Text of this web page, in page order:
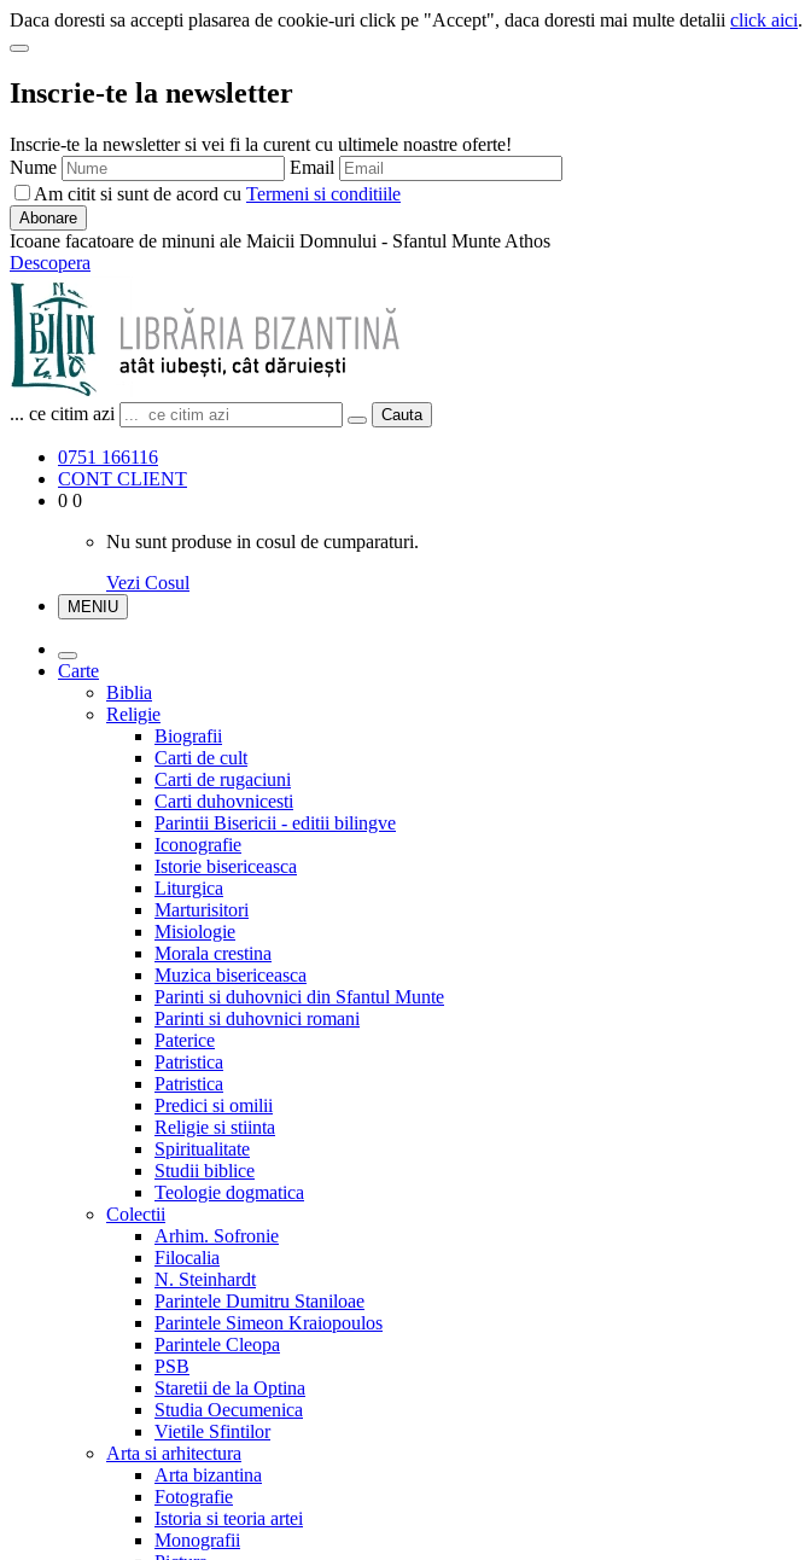
Daca doresti sa accepti plasarea de cookie-uri click pe "Accept", daca doresti mai multe detalii click aici.
Inscrie-te la newsletter
Inscrie-te la newsletter si vei fi la curent cu ultimele noastre oferte!
Nume
Email
Am citit si sunt de acord cu Termeni si conditiile
Abonare
Icoane facatoare de minuni ale Maicii Domnului - Sfantul Munte Athos
Descopera
... ce citim azi Cauta
0751 166116
CONT CLIENT
0 0
Nu sunt produse in cosul de cumparaturi.
Vezi Cosul
MENIU
Carte
Biblia
Religie
Biografii
Carti de cult
Carti de rugaciuni
Carti duhovnicesti
Parintii Bisericii - editii bilingve
Iconografie
Istorie bisericeasca
Liturgica
Marturisitori
Misiologie
Morala crestina
Muzica bisericeasca
Parinti si duhovnici din Sfantul Munte
Parinti si duhovnici romani
Paterice
Patristica
Patristica
Predici si omilii
Religie si stiinta
Spiritualitate
Studii biblice
Teologie dogmatica
Colectii
Arhim. Sofronie
Filocalia
N. Steinhardt
Parintele Dumitru Staniloae
Parintele Simeon Kraiopoulos
Parintele Cleopa
PSB
Staretii de la Optina
Studia Oecumenica
Vietile Sfintilor
Arta si arhitectura
Arta bizantina
Fotografie
Istoria si teoria artei
Monografii